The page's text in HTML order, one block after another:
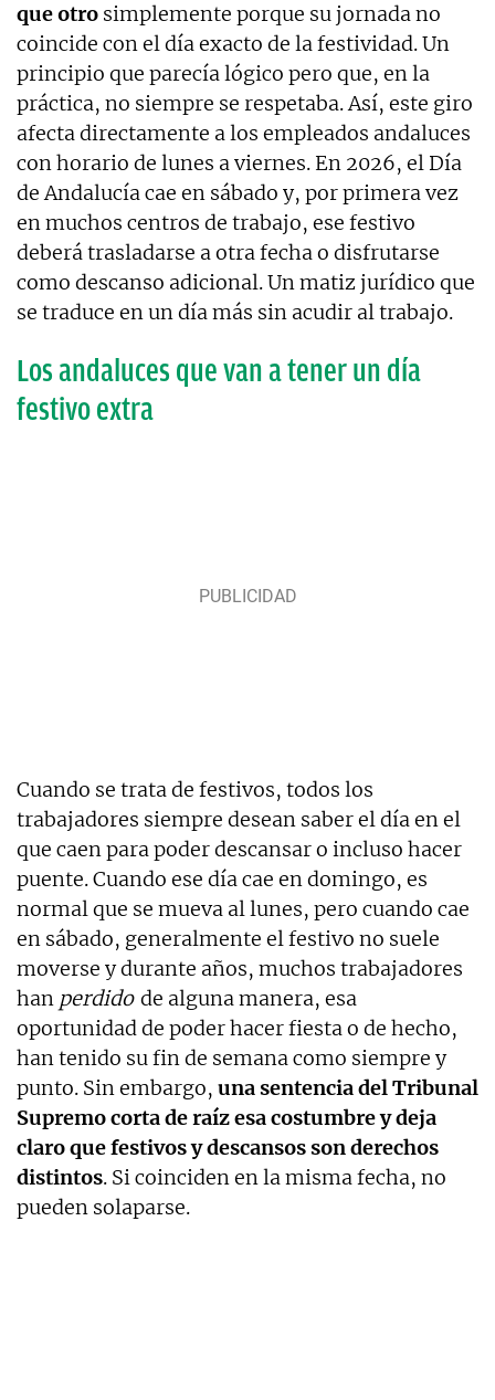
que otro simplemente porque su jornada no
coincide con el día exacto de la festividad. Un
principio que parecía lógico pero que, en la
práctica, no siempre se respetaba. Así, este giro
afecta directamente a los empleados andaluces
con horario de lunes a viernes. En 2026, el Día
de Andalucía cae en sábado y, por primera vez
en muchos centros de trabajo, ese festivo
deberá trasladarse a otra fecha o disfrutarse
como descanso adicional. Un matiz jurídico que
se traduce en un día más sin acudir al trabajo.
Los andaluces que van a tener un día
festivo extra
Cuando se trata de festivos, todos los
trabajadores siempre desean saber el día en el
que caen para poder descansar o incluso hacer
puente. Cuando ese día cae en domingo, es
normal que se mueva al lunes, pero cuando cae
en sábado, generalmente el festivo no suele
moverse y durante años, muchos trabajadores
han perdido de alguna manera, esa
oportunidad de poder hacer fiesta o de hecho,
han tenido su fin de semana como siempre y
punto. Sin embargo, una sentencia del Tribunal
Supremo corta de raíz esa costumbre y deja
claro que festivos y descansos son derechos
distintos. Si coinciden en la misma fecha, no
pueden solaparse.